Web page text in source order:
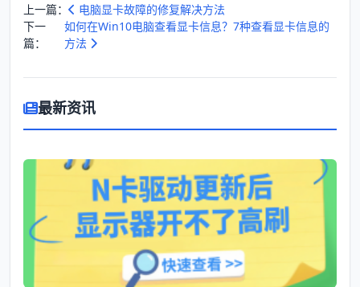
上一篇：
电脑显卡故障的修复解决方法
下一
篇：
如何在Win10电脑查看显卡信息？7种查看显卡信息的
方法
最新资讯